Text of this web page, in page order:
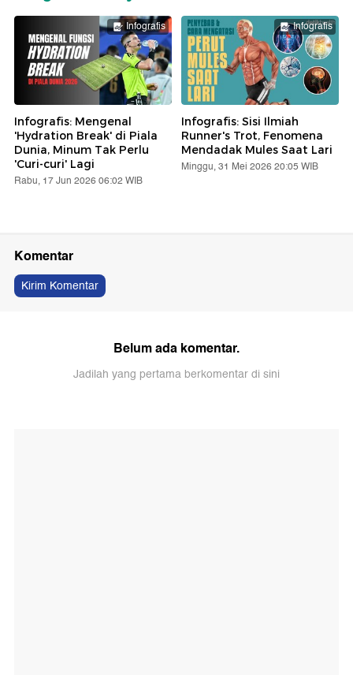
Infografis
Infografis: Mengenal
'Hydration Break' di Piala
Dunia, Minum Tak Perlu
'Curi-curi' Lagi
Rabu, 17 Jun 2026 06:02 WIB
Infografis
Infografis: Sisi Ilmiah
Runner's Trot, Fenomena
Mendadak Mules Saat Lari
Minggu, 31 Mei 2026 20:05 WIB
Komentar
Kirim Komentar
Belum ada komentar.
Jadilah yang pertama berkomentar di sini